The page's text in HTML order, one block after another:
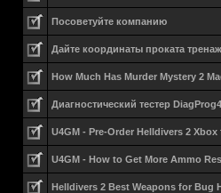
Посоветуйте компанию
Дайте координаты проката
How Much Has Murder Mystery 2
Диагностический тестер DiagProg4
U4GM - Pre-Order Helldivers 2
U4GM - How to Get More Ammo
Helldivers 2 Best Weapons for Bug